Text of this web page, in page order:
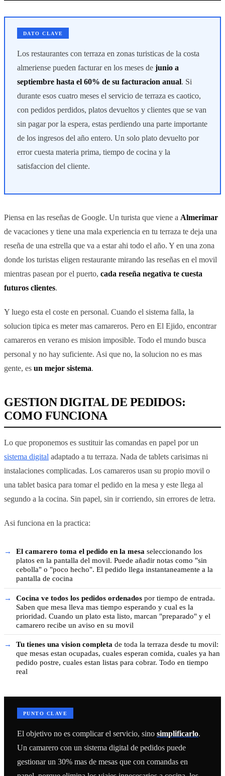
DATO CLAVE
Los restaurantes con terraza en zonas turisticas de la costa
almeriense pueden facturar en los meses de junio a
septiembre hasta el 60% de su facturacion anual. Si
durante esos cuatro meses el servicio de terraza es caotico,
con pedidos perdidos, platos devueltos y clientes que se van
sin pagar por la espera, estas perdiendo una parte importante
de los ingresos del año entero. Un solo plato devuelto por
error cuesta materia prima, tiempo de cocina y la
satisfaccion del cliente.
Piensa en las reseñas de Google. Un turista que viene a Almerimar
de vacaciones y tiene una mala experiencia en tu terraza te deja una
reseña de una estrella que va a estar ahi todo el año. Y en una zona
donde los turistas eligen restaurante mirando las reseñas en el movil
mientras pasean por el puerto, cada reseña negativa te cuesta
futuros clientes.
Y luego esta el coste en personal. Cuando el sistema falla, la
solucion tipica es meter mas camareros. Pero en El Ejido, encontrar
camareros en verano es mision imposible. Todo el mundo busca
personal y no hay suficiente. Asi que no, la solucion no es mas
gente, es un mejor sistema.
GESTION DIGITAL DE PEDIDOS:
COMO FUNCIONA
Lo que proponemos es sustituir las comandas en papel por un
sistema digital adaptado a tu terraza. Nada de tablets carisimas ni
instalaciones complicadas. Los camareros usan su propio movil o
una tablet basica para tomar el pedido en la mesa y este llega al
segundo a la cocina. Sin papel, sin ir corriendo, sin errores de letra.
Asi funciona en la practica:
El camarero toma el pedido en la mesa seleccionando los
platos en la pantalla del movil. Puede añadir notas como "sin
cebolla" o "poco hecho". El pedido llega instantaneamente a la
pantalla de cocina
Cocina ve todos los pedidos ordenados por tiempo de entrada.
Saben que mesa lleva mas tiempo esperando y cual es la
prioridad. Cuando un plato esta listo, marcan "preparado" y el
camarero recibe un aviso en su movil
Tu tienes una vision completa de toda la terraza desde tu movil:
que mesas estan ocupadas, cuales esperan comida, cuales ya han
pedido postre, cuales estan listas para cobrar. Todo en tiempo
real
PUNTO CLAVE
El objetivo no es complicar el servicio, sino simplificarlo.
Un camarero con un sistema digital de pedidos puede
gestionar un 30% mas de mesas que con comandas en